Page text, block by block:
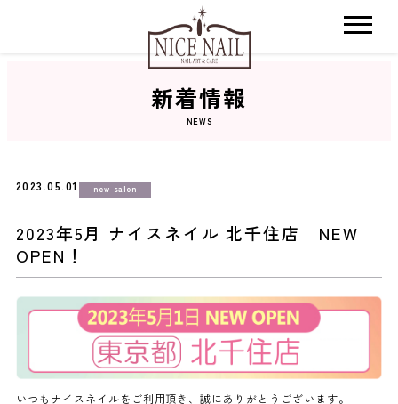
おすすめクーポン
料金メニュー
コンセプト
新着情報
NEWS
2023.05.01 new salon
2023年5月 ナイスネイル 北千住店 NEW
OPEN！
いつもナイスネイルをご利用頂き、誠にありがとうございます。